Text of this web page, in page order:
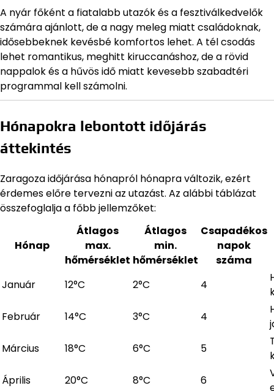
A nyár főként a fiatalabb utazók és a fesztiválkedvelők
számára ajánlott, de a nagy meleg miatt családoknak,
idősebbeknek kevésbé komfortos lehet. A tél csodás
lehet romantikus, meghitt kiruccanáshoz, de a rövid
nappalok és a hűvös idő miatt kevesebb szabadtéri
programmal kell számolni.
Hónapokra lebontott időjárás
áttekintés
Zaragoza időjárása hónapról hónapra változik, ezért
érdemes előre tervezni az utazást. Az alábbi táblázat
összefoglalja a főbb jellemzőket:
Hónap
Átlagos
max.
hőmérséklet
Átlagos
min.
hőmérséklet
Csapadékos
napok
száma
Január
12°C 2°C 4
Február
14°C 3°C 4
Március
18°C 6°C 5
Április
20°C 8°C 6